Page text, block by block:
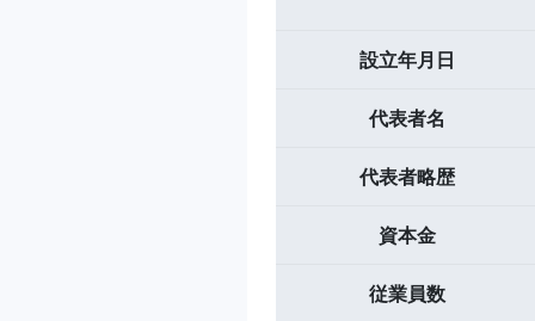
設立年月日
代表者名
代表者略歴
資本金
従業員数